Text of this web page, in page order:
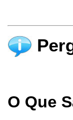
O Que